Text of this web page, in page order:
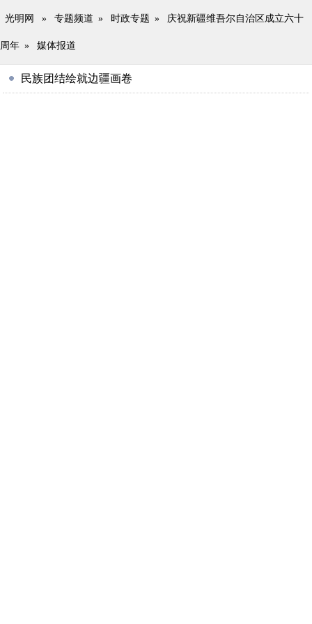
光明网 » 专题频道 » 时政专题 » 庆祝新疆维吾尔自治区成立六十
周年 » 媒体报道
民族团结绘就边疆画卷